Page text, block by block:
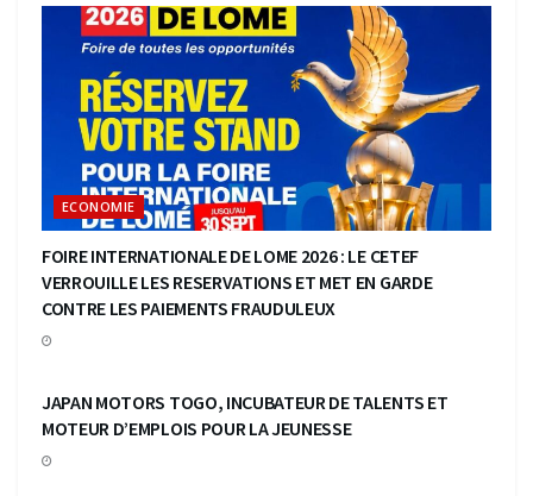
ECONOMIE
FOIRE INTERNATIONALE DE LOME 2026 : LE CETEF
VERROUILLE LES RESERVATIONS ET MET EN GARDE
CONTRE LES PAIEMENTS FRAUDULEUX
JAPAN MOTORS TOGO, INCUBATEUR DE TALENTS ET
MOTEUR D’EMPLOIS POUR LA JEUNESSE